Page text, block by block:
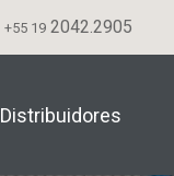
+55 19 2042.2905
Distribuidores